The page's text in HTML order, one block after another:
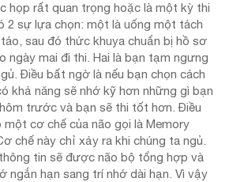
họp rất quan trọng hoặc là một kỳ thi
2 sự lựa chọn: một là uống một tách
sau đó thức khuya chuẩn bị hồ sơ
ngày mai đi thi. Hai là bạn tạm ngưng
Điều bất ngờ là nếu bạn chọn cách
khả năng sẽ nhớ kỹ hơn những gì bạn
trước và bạn sẽ thi tốt hơn. Điều
một cơ chế của não gọi là Memory
chế này chỉ xảy ra khi chúng ta ngủ.
tin sẽ được não bộ tổng hợp và
ngắn hạn sang trí nhớ dài hạn. Vì vậy